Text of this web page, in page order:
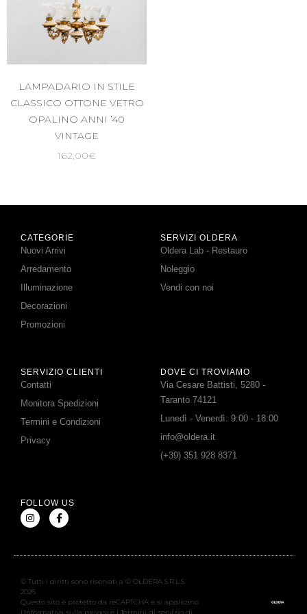
LAMPADARIO IN STILE
CLASSICO OTTONE VETRO
OPALINO ANNI ’40
VINTAGE
162,00€
CATEGORIE
Nuovi Arrivi
Arredamento
Illuminazione
Decorazioni
Promozioni
SERVIZI OLDERA
Oldera Lab - Restauro
Noleggio
Vendi con noi
SERVIZIO CLIENTI
Contatti
Monitora Spedizioni
Termini e Condizioni
Privacy
DOVE CI TROVIAMO
Via Cesare Battisti, 5280 -
Taranto 74121
Lunedì - Venerdì: 9:00 - 18:00
info@oldera.it
(+39) 351 928 8371
FOLLOW US
© Tutti i diritti sono riservati a © OLDERA S.R.L.S.
2026
Questo sito è protetto da reCAPTCHA e si applicano